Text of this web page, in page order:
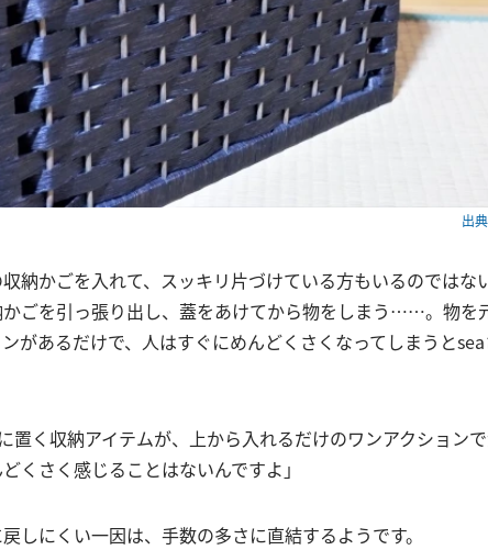
出
納かごを入れて、スッキリ片づけている方もいるのではな
ごを引っ張り出し、蓋をあけてから物をしまう……。物を
があるだけで、人はすぐにめんどくさくなってしまうと
に置く収納アイテムが、上から入れるだけのワンアクション
くさく感じることはないんですよ」
しにくい一因は、手数の多さに直結するようです。